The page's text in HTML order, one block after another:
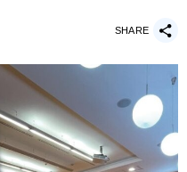
SHARE